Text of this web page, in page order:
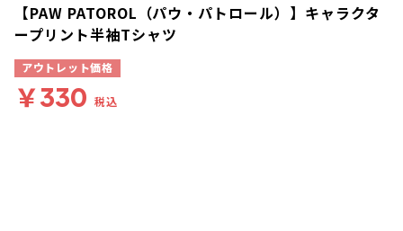
【PAW PATOROL（パウ・パトロール）】キャラクタ
ープリント半袖Tシャツ
アウトレット価格
￥330 税込